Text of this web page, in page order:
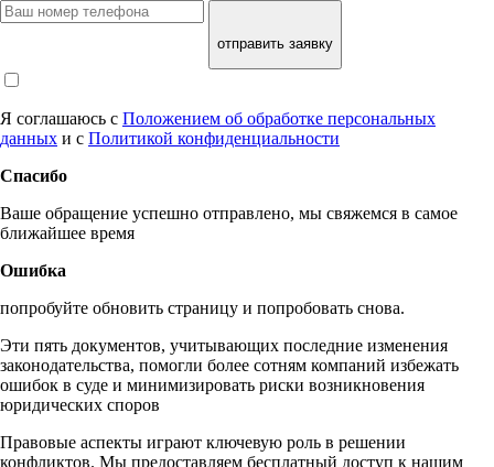
отправить заявку
Я соглашаюсь с Положением об обработке персональных
данных и с Политикой конфиденциальности
Спасибо
Ваше обращение успешно отправлено, мы свяжемся в самое
ближайшее время
Ошибка
попробуйте обновить страницу и попробовать снова.
Эти пять документов, учитывающих последние изменения
законодательства, помогли более сотням компаний избежать
ошибок в суде и минимизировать риски возникновения
юридических споров
Правовые аспекты играют ключевую роль в решении
конфликтов. Мы предоставляем бесплатный доступ к нашим